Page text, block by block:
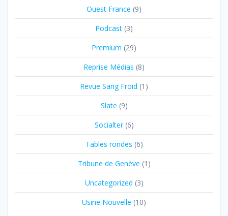
Ouest France (9)
Podcast (3)
Premium (29)
Reprise Médias (8)
Revue Sang Froid (1)
Slate (9)
Socialter(6)
Tables rondes (6)
Tribune de Genève (1)
Uncategorized (3)
Usine Nouvelle (10)